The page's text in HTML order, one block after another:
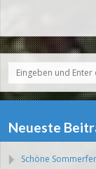
Neueste
Schöne